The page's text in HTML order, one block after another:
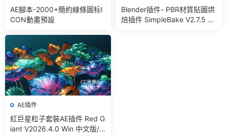
AE腳本-2000+簡約線條圖标I
CON動畫預設
Blender插件- PBR材質貼圖烘
焙插件 SimpleBake V2.7.5 –
AE插件
紅巨星粒子套裝AE插件 Red G
iant V2026.4.0 Win 中文版/